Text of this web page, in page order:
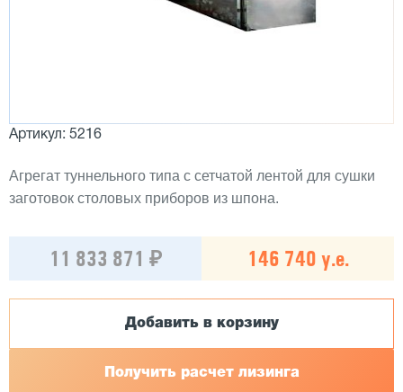
Артикул: 5216
Агрегат туннельного типа с сетчатой лентой для сушки
заготовок столовых приборов из шпона.
11 833 871 ₽ 146 740 у.е.
Добавить в корзину
Получить расчет лизинга